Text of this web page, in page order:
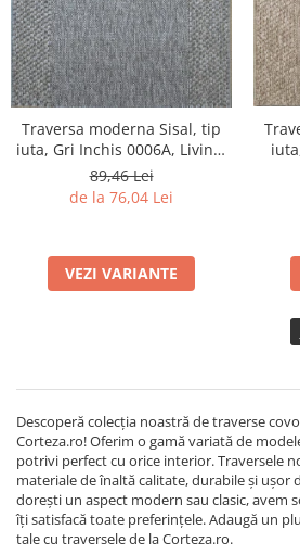
Traversa moderna Sisal, tip
iuta, Gri Inchis 0006A, Living,
Dormitor, Hol, Bucatarie, 80 x
250 cm
89,46 Lei
de la 76,04 Lei
VEZI VARIANTE
Descoperă colecția noastră de traverse
Corteza.ro! Oferim o gamă variată de
potrivi perfect cu orice interior. Traversele
materiale de înaltă calitate, durabile și ușor
dorești un aspect modern sau clasic, avem
îți satisfacă toate preferințele. Adaugă un
tale cu traversele de la Corteza.ro.